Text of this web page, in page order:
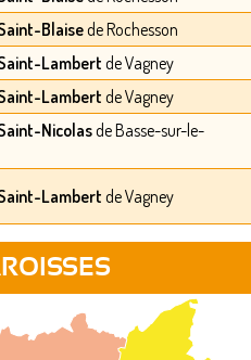
Blaisede Rochesson
Lambert de Vagney
Lambert de Vagney
Nicolasde Basse-sur-le-
Lambert de Vagney